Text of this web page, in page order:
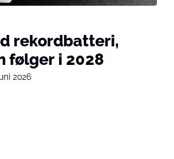
rekordbatteri,
følger i 2028
2026